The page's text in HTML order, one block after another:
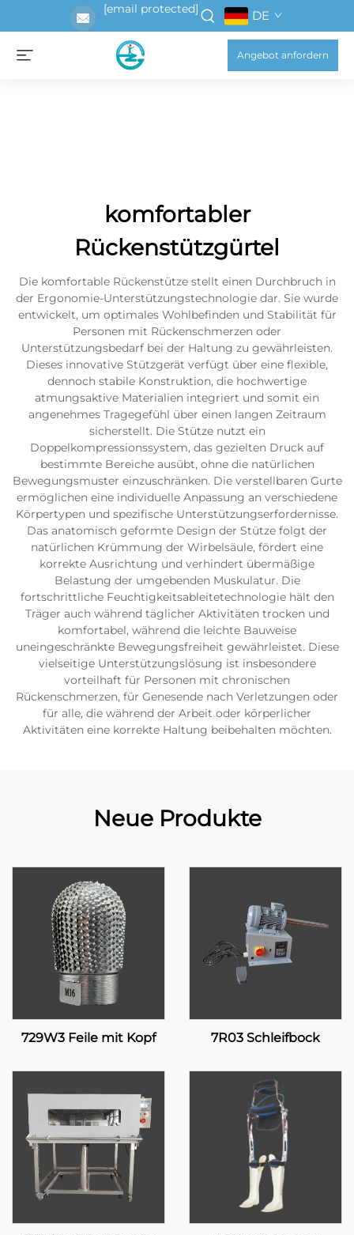
[email protected] DE
Angebot anfordern
komfortabler
Rückenstützgürtel
Die komfortable Rückenstütze stellt einen Durchbruch in
der Ergonomie-Unterstützungstechnologie dar. Sie wurde
entwickelt, um optimales Wohlbefinden und Stabilität für
Personen mit Rückenschmerzen oder
Unterstützungsbedarf bei der Haltung zu gewährleisten.
Dieses innovative Stützgerät verfügt über eine flexible,
dennoch stabile Konstruktion, die hochwertige
atmungsaktive Materialien integriert und somit ein
angenehmes Tragegefühl über einen langen Zeitraum
sicherstellt. Die Stütze nutzt ein
Doppelkompressionssystem, das gezielten Druck auf
bestimmte Bereiche ausübt, ohne die natürlichen
Bewegungsmuster einzuschränken. Die verstellbaren Gurte
ermöglichen eine individuelle Anpassung an verschiedene
Körpertypen und spezifische Unterstützungserfordernisse.
Das anatomisch geformte Design der Stütze folgt der
natürlichen Krümmung der Wirbelsäule, fördert eine
korrekte Ausrichtung und verhindert übermäßige
Belastung der umgebenden Muskulatur. Die
fortschrittliche Feuchtigkeitsableitetechnologie hält den
Träger auch während täglicher Aktivitäten trocken und
komfortabel, während die leichte Bauweise
uneingeschränkte Bewegungsfreiheit gewährleistet. Diese
vielseitige Unterstützungslösung ist insbesondere
vorteilhaft für Personen mit chronischen
Rückenschmerzen, für Genesende nach Verletzungen oder
für alle, die während der Arbeit oder körperlicher
Aktivitäten eine korrekte Haltung beibehalten möchten.
Neue Produkte
729W3 Feile mit Kopf 7R03 Schleifbock